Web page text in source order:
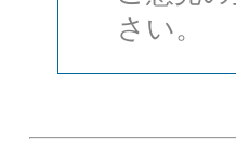
さい。